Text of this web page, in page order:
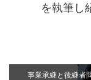
を執筆し
事業承継と後継者